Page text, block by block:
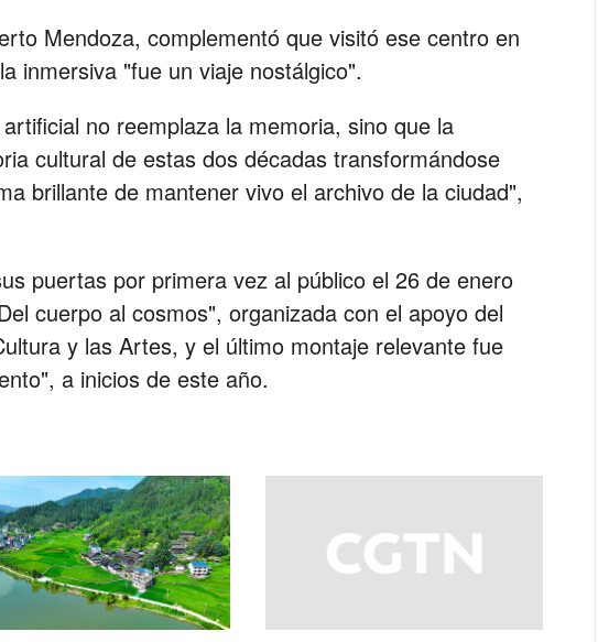
Mendoza, complementó que visitó ese centro en
inmersiva "fue un viaje nostálgico".
no reemplaza la memoria, sino que la
cultural de estas dos décadas transformándose
brillante de mantener vivo el archivo de la ciudad",
puertas por primera vez al público el 26 de enero
cuerpo al cosmos", organizada con el apoyo del
y las Artes, y el último montaje relevante fue
a inicios de este año.